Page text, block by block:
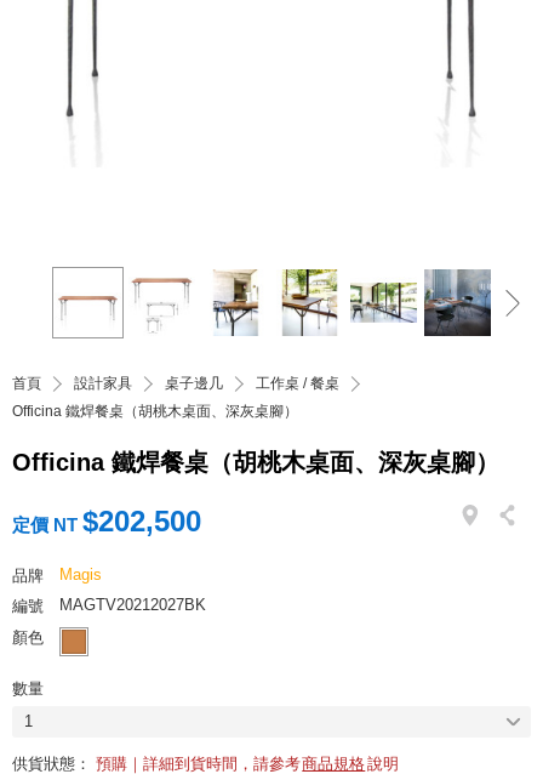
首頁 設計家具 桌子邊几
工作桌 / 餐桌
Officina 鐵焊餐桌（胡桃木桌面、深灰桌腳）
Officina 鐵焊餐桌（胡桃木桌面、深灰桌腳）
定價 NT $202,500
品牌
Magis
編號
MAGTV20212027BK
顏色
數量
1
供貨狀態： 預購｜詳細到貨時間，請參考商品規格說明